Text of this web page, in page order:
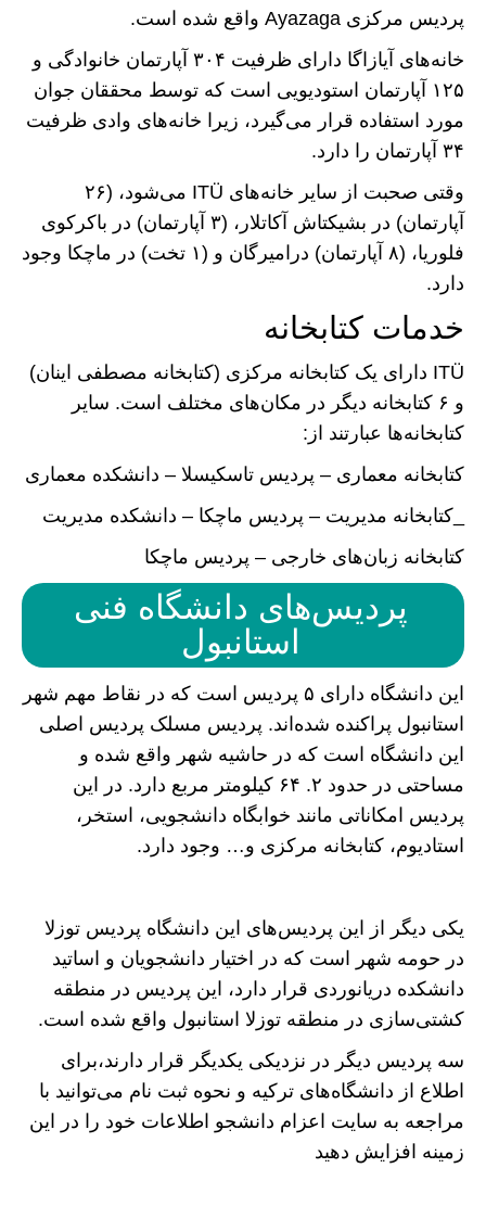
پردیس مرکزی Ayazaga واقع شده است.
خانه‌های آیازاگا دارای ظرفیت ۳۰۴ آپارتمان خانوادگی و
۱۲۵ آپارتمان استودیویی است که توسط محققان جوان
مورد استفاده قرار می‌گیرد، زیرا خانه‌های وادی ظرفیت
۳۴ آپارتمان را دارد.
وقتی صحبت از سایر خانه‌های ITÜ می‌شود، (۲۶
آپارتمان) در بشیکتاش آکاتلار، (۳ آپارتمان) در باکرکوی
فلوریا، (۸ آپارتمان) در‌امیرگان و (۱ تخت) در ماچکا وجود
دارد.
خدمات کتابخانه
ITÜ دارای یک کتابخانه مرکزی (کتابخانه مصطفی اینان)
و ۶ کتابخانه دیگر در مکان‌های مختلف است. سایر
کتابخانه‌ها عبارتند از:
کتابخانه معماری – پردیس تاسکیسلا – دانشکده معماری
_کتابخانه مدیریت – پردیس ماچکا – دانشکده مدیریت
کتابخانه زبان‌های خارجی – پردیس ماچکا
پردیس‌های دانشگاه فنی
استانبول
این دانشگاه دارای ۵ پردیس است که در نقاط مهم شهر
استانبول پراکنده شده‌اند. پردیس مسلک پردیس اصلی
این دانشگاه است که در حاشیه شهر واقع شده و
مساحتی در حدود ۲. ۶۴ کیلومتر مربع دارد. در این
پردیس امکاناتی مانند خوابگاه دانشجویی، استخر،
استادیوم، کتابخانه مرکزی و… وجود دارد.
یکی دیگر از این پردیس‌های این دانشگاه پردیس توزلا
در حومه شهر است که در اختیار دانشجویان و اساتید
دانشکده دریانوردی قرار دارد، این پردیس در منطقه
کشتی‌سازی در منطقه توزلا استانبول واقع شده است.
سه پردیس دیگر در نزدیکی یکدیگر قرار دارند،برای
اطلاع از دانشگاه‌های ترکیه و نحوه ثبت نام می‌توانید با
مراجعه به سایت اعزام دانشجو اطلاعات خود را در این
زمینه افزایش دهید